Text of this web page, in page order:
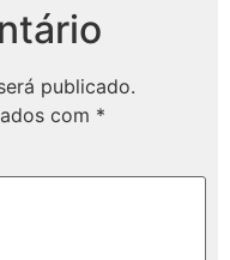
publicado.
com *